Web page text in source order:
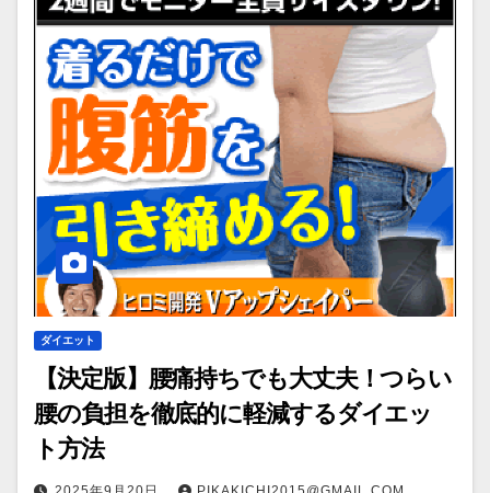
ダイエット
【決定版】腰痛持ちでも大丈夫！つらい
腰の負担を徹底的に軽減するダイエッ
ト方法